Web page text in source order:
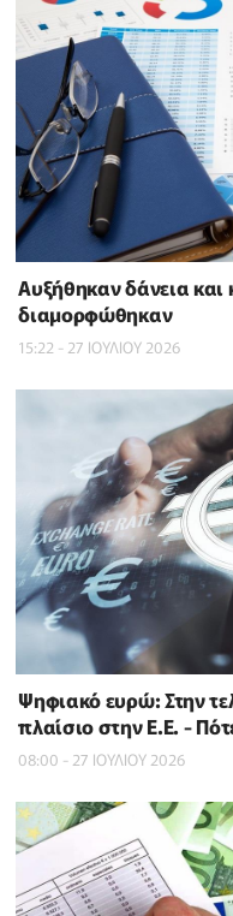
Αυξήθηκαν δάνεια και
διαμορφώθηκαν
15:22 - 27 ΙΟΥΛΙΟΥ 2026
Ψηφιακό ευρώ: Στην
πλαίσιο στην Ε.Ε. -
08:00 - 27 ΙΟΥΛΙΟΥ 2026